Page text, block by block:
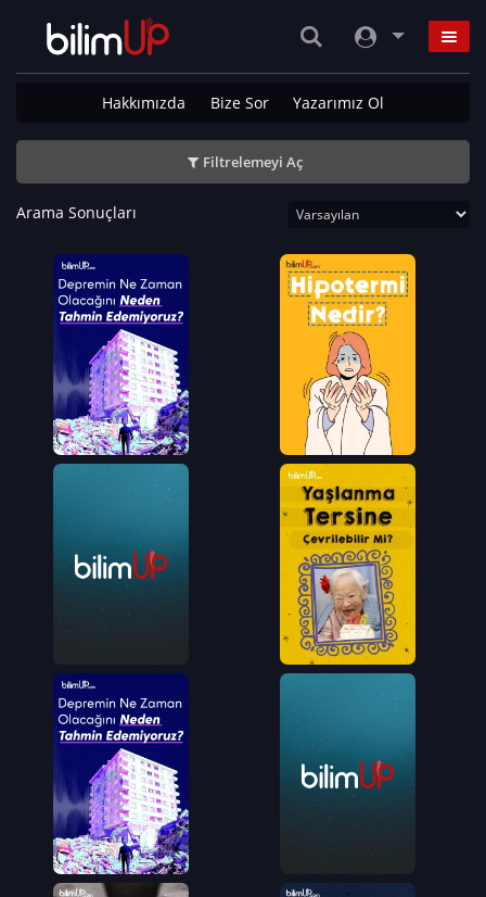
Hakkımızda Bize Sor Yazarımız Ol
Filtrelemeyi Aç
Arama Sonuçları